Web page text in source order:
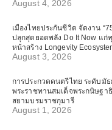
August 4, 2026
เมืองไทยประกันชีวิต จัดงาน
ปลุกสุดยอดพลัง Do It Now แก่
หน้าสร้าง Longevity
August 3, 2026
การประกวดดนตรีไทย ระดับมัธ
พระราชทานสมเด็จพระกนิษฐา
สยามบรมราชกุมารี
August 1, 2026